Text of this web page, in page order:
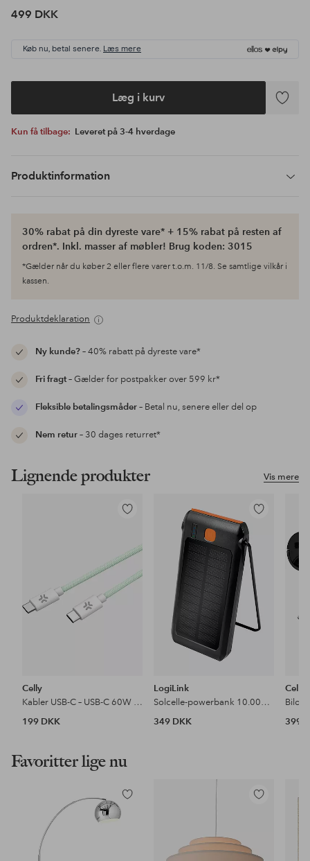
499 DKK
Køb nu, betal senere. Læs mere
Læg i kurv
Tilføj
Kun få tilbage: Leveret på 3-4 hverdage
Produktinformation
30% rabat på din dyreste vare* + 15% rabat på resten af
ordren*. Inkl. masser af møbler! Brug koden: 3015
*Gælder når du køber 2 eller flere varer t.o.m. 11/8. Se samtlige vilkår i
kassen.
Produktdeklaration
Ny kunde?– 40% rabatt på dyreste vare*
Fri fragt– Gælder for postpakker over 599 kr*
Fleksible betalingsmåder– Betal nu, senere eller del op
Nem retur– 30 dages returret*
Vis mere
Lignende produkter
Tilføj
Celly
Kabler USB-C – USB-C 60W 1,5 m
199 DKK
Tilføj
favoritter
LogiLink
Solcelle-powerbank 10.000mAh PD 18W
349 DKK
Celly
399
Favoritter lige nu
Tilføj
til
Tilføj